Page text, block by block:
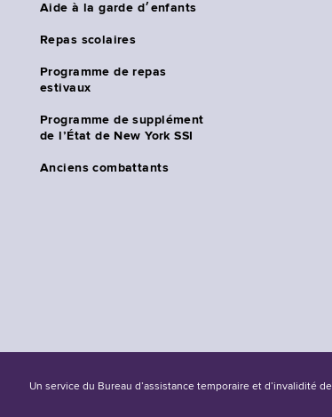
Aide à la garde d׳enfants
Repas scolaires
Programme de repas
estivaux
Programme de supplément
de l’État de New York SSI
Anciens combattants
Un service du Bureau d’assistance temporaire et d’invalidité de